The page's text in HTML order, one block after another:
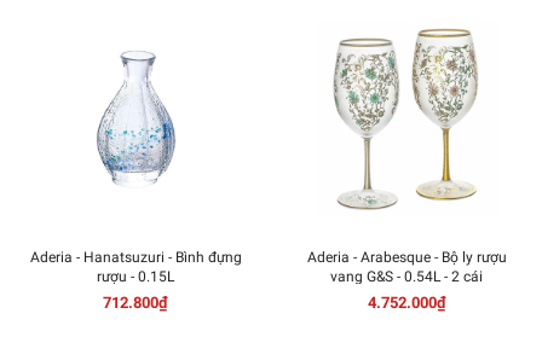
Aderia - Hanatsuzuri - Bình đựng
rượu - 0.15L
712.800₫
Aderia - Arabesque - Bộ ly rượu
vang G&S - 0.54L - 2 cái
4.752.000₫